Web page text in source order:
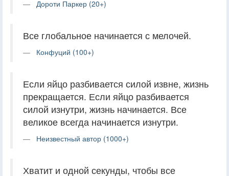
Дороти Паркер (20+)
Все глобальное начинается с мелочей.
Конфуций (100+)
Если яйцо разбивается силой извне, жизнь
прекращается. Если яйцо разбивается
силой изнутри, жизнь начинается. Все
великое всегда начинается изнутри.
Неизвестный автор (1000+)
Хватит и одной секунды, чтобы все